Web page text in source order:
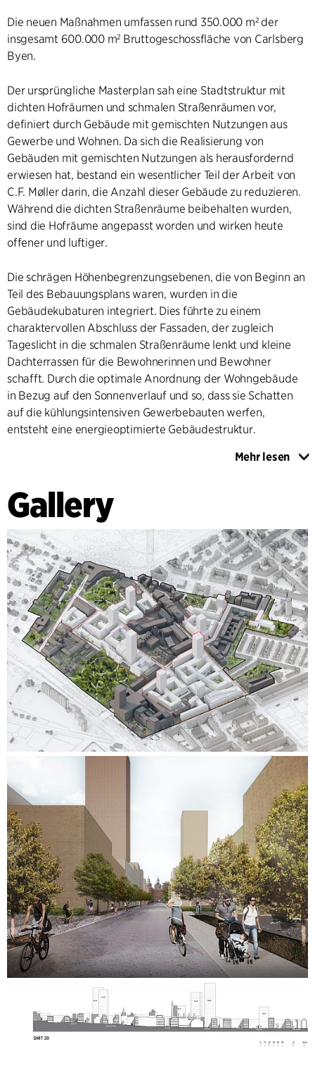
Die neuen Maßnahmen umfassen rund 350.000 m² der
insgesamt 600.000 m² Bruttogeschossfläche von Carlsberg
Byen.
Der ursprüngliche Masterplan sah eine Stadtstruktur mit
dichten Hofräumen und schmalen Straßenräumen vor,
definiert durch Gebäude mit gemischten Nutzungen aus
Gewerbe und Wohnen. Da sich die Realisierung von
Gebäuden mit gemischten Nutzungen als herausfordernd
erwiesen hat, bestand ein wesentlicher Teil der Arbeit von
C.F. Møller darin, die Anzahl dieser Gebäude zu reduzieren.
Während die dichten Straßenräume beibehalten wurden,
sind die Hofräume angepasst worden und wirken heute
offener und luftiger.
Die schrägen Höhenbegrenzungsebenen, die von Beginn an
Teil des Bebauungsplans waren, wurden in die
Gebäudekubaturen integriert. Dies führte zu einem
charaktervollen Abschluss der Fassaden, der zugleich
Tageslicht in die schmalen Straßenräume lenkt und kleine
Dachterrassen für die Bewohnerinnen und Bewohner
schafft. Durch die optimale Anordnung der Wohngebäude
in Bezug auf den Sonnenverlauf und so, dass sie Schatten
auf die kühlungsintensiven Gewerbebauten werfen,
entsteht eine energieoptimierte Gebäudestruktur.
Darüber hinaus hat C.F. Møller an der Platzierung von acht
Visualisierungen aus dem umliegenden Stadtraum, und
gestalterische Leitlinien vorgeschlagen. Diese sorgen dafür,
dass die Hochhäuser als zusammengehörige Familie mit
jeweils individueller architektonischer Identität
wahrgenommen werden.
Im Rahmen der Bebauungsplanarbeit hat C.F. Møller
Volumenstudien und Analysen zu Geländeneigungen,
Tageslichtverhältnissen in den Wohnungen, Infrastruktur,
Verschattungsdiagrammen, Bepflanzung u. a. erstellt.
Zudem wurden Ideenkataloge erarbeitet, die als Grundlage
für die Festlegung von Gestaltungs- und
Platzierungsvorgaben für Erker, Balkone u. Ä. dienten.
Abschließend hat C.F. Møller einen Großteil der
Visualisierungen, Illustrationen und des zeichnerischen
Materials für den überarbeiteten Bebauungsplan erstellt.
Mehr lesen
Gallery